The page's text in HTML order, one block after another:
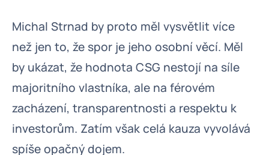
Michal Strnad by proto měl vysvětlit více
než jen to, že spor je jeho osobní věcí. Měl
by ukázat, že hodnota CSG nestojí na síle
majoritního vlastníka, ale na férovém
zacházení, transparentnosti a respektu k
investorům. Zatím však celá kauza vyvolává
spíše opačný dojem.